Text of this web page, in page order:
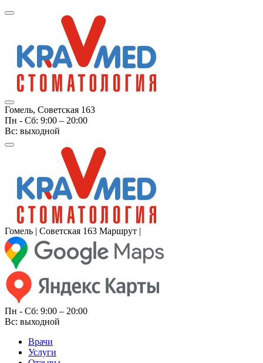
Гомель, Советская 163
Пн - Cб: 9:00 – 20:00
Вс: выходной
Гомель | Советская 163 Маршрут |
Пн - Cб: 9:00 – 20:00
Вс: выходной
Врачи
Услуги